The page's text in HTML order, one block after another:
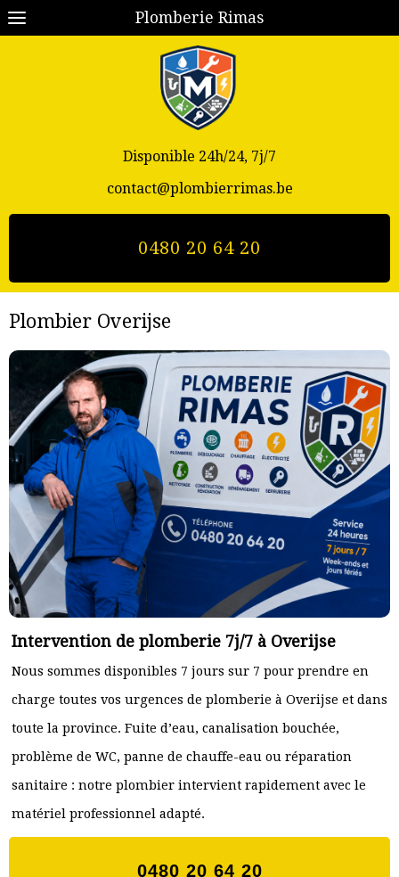
Plomberie Rimas
Disponible 24h/24, 7j/7
contact@plombierrimas.be
0480 20 64 20
Plombier Overijse
Intervention de plomberie 7j/7 à Overijse
Nous sommes disponibles 7 jours sur 7 pour prendre en
charge toutes vos urgences de plomberie à Overijse et dans
toute la province. Fuite d’eau, canalisation bouchée,
problème de WC, panne de chauffe-eau ou réparation
sanitaire : notre plombier intervient rapidement avec le
matériel professionnel adapté.
0480 20 64 20